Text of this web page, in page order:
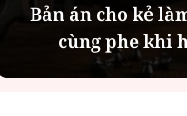
Bản án cho kẻ
cùng phe khi